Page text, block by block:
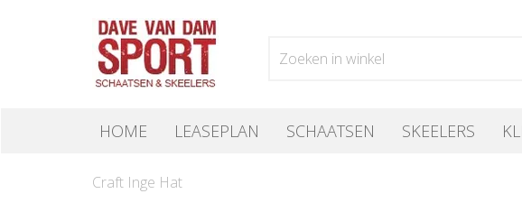
HOME LEASEPLAN SCHAATSEN SKEELERS
Craft Inge Hat